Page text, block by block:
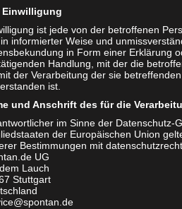
ist jede von der betroffenen
informierter Weise und
in Form einer Erklärung
Handlung, mit der die
der Verarbeitung der sie
ist.
und Anschrift des für die
im Sinne der Datenschutz-
der Europäischen Union
Bestimmungen mit
UG
Lauch
Stuttgart